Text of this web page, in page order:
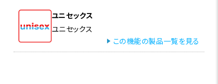
ジしてつくられたアウトドア仕様でありながらも、タウンユースとして
も楽しめる全12アイテムをラインアップしました。
特集ページはこちら
ユニセックス
ユニセックス
この機能の製品一覧を見る